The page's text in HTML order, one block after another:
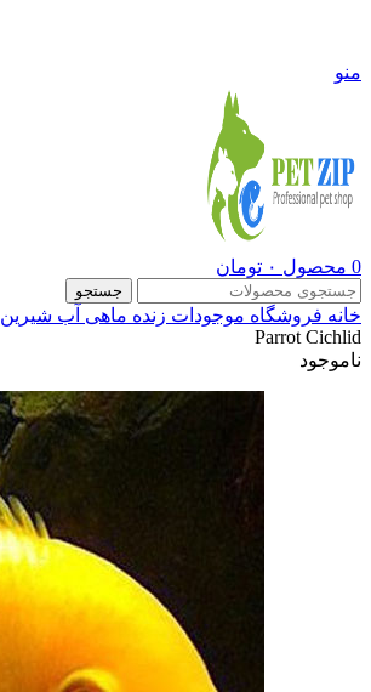
منو
0 محصول ۰ تومان
جستجو
خانه فروشگاه موجودات زنده ماهی آب شیرین
Parrot Cichlid
ناموجود